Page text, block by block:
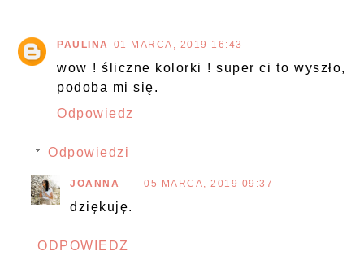
PAULINA 01 MARCA, 2019 16:43
wow ! śliczne kolorki ! super ci to wyszło,
podoba mi się.
Odpowiedz
Odpowiedzi
JOANNA 05 MARCA, 2019 09:37
dziękuję.
ODPOWIEDZ